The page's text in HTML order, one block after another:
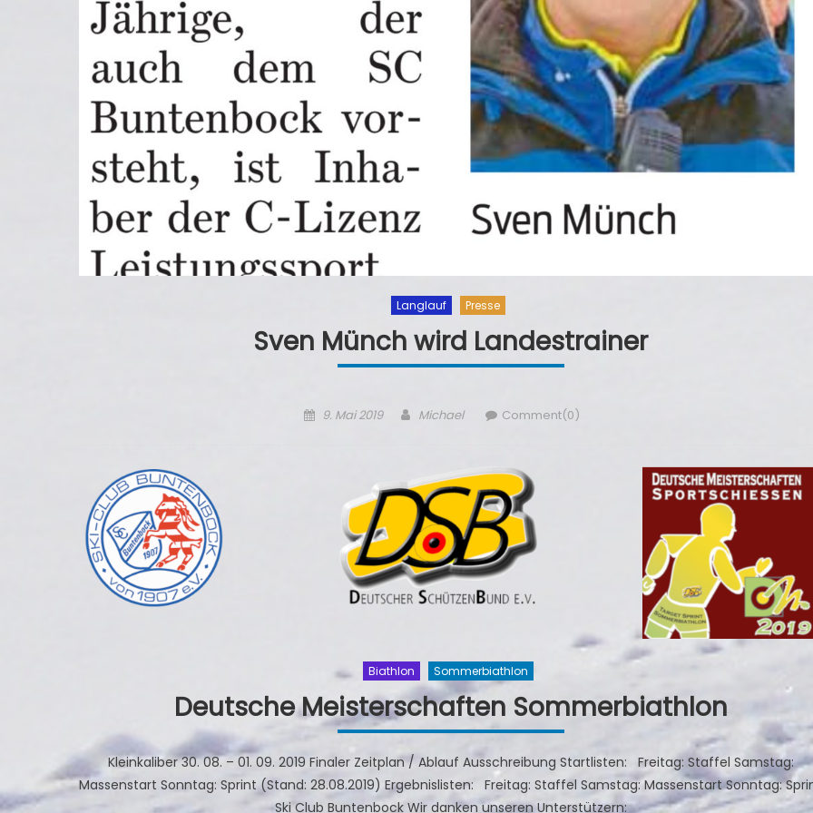
Langlauf Presse
Sven Münch wird Landestrainer
Posted
9. Mai 2019 Author
Michael Comment(0)
Biathlon Sommerbiathlon
Deutsche Meisterschaften Sommerbiathlon
Kleinkaliber 30. 08. – 01. 09. 2019 Finaler Zeitplan / Ablauf Ausschreibung Startlisten: Freitag: Staffel Samstag:
Massenstart Sonntag: Sprint (Stand: 28.08.2019) Ergebnislisten: Freitag: Staffel Samstag: Massenstart Sonntag:
Ski Club Buntenbock Wir danken unseren Unterstützern: